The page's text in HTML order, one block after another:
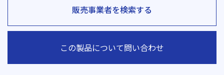
販売事業者を検索する
この製品について問い合わせ